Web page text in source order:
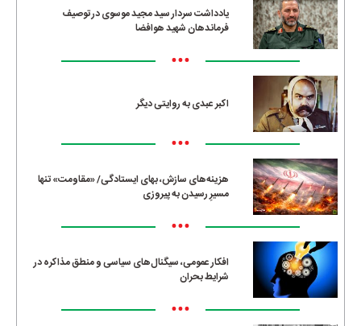
یادداشت سردار سید مجید موسوی در توصیف
فرماندهان شهید هوافضا
•••
اکبر عبدی به روایتی دیگر
•••
هزینه‌های سازش، بهای ایستادگی/ «مقاومت» تنها
مسیرِ رسیدن به پیروزی
•••
افکار عمومی، سیگنال‌های سیاسی و منطق مذاکره در
شرایط بحران
•••